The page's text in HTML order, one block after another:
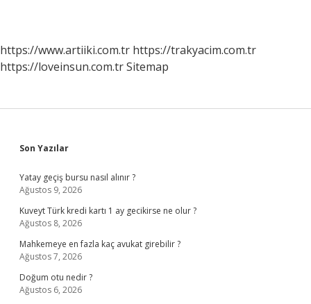
https://www.artiiki.com.tr https://trakyacim.com.tr
https://loveinsun.com.trSitemap
Sidebar
Son Yazılar
Yatay geçiş bursu nasıl alınır ?
Ağustos 9, 2026
Kuveyt Türk kredi kartı 1 ay gecikirse ne olur ?
Ağustos 8, 2026
Mahkemeye en fazla kaç avukat girebilir ?
Ağustos 7, 2026
Doğum otu nedir ?
Ağustos 6, 2026